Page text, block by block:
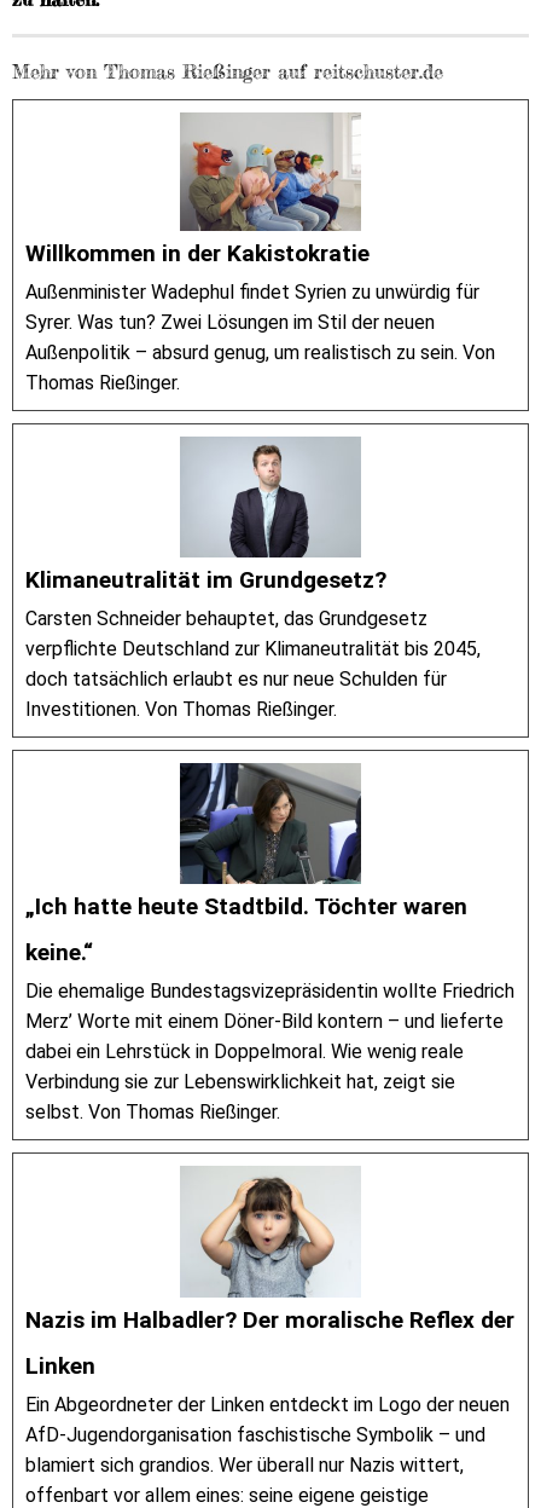
Mehr von Thomas Rießinger auf reitschuster.de
Willkommen in der Kakistokratie
Außenminister Wadephul findet Syrien zu unwürdig für
Syrer. Was tun? Zwei Lösungen im Stil der neuen
Außenpolitik – absurd genug, um realistisch zu sein. Von
Thomas Rießinger.
Klimaneutralität im Grundgesetz?
Carsten Schneider behauptet, das Grundgesetz
verpflichte Deutschland zur Klimaneutralität bis 2045,
doch tatsächlich erlaubt es nur neue Schulden für
Investitionen. Von Thomas Rießinger.
„Ich hatte heute Stadtbild. Töchter waren
keine.“
Die ehemalige Bundestagsvizepräsidentin wollte Friedrich
Merz’ Worte mit einem Döner-Bild kontern – und lieferte
dabei ein Lehrstück in Doppelmoral. Wie wenig reale
Verbindung sie zur Lebenswirklichkeit hat, zeigt sie
selbst. Von Thomas Rießinger.
Nazis im Halbadler? Der moralische Reflex der
Linken
Ein Abgeordneter der Linken entdeckt im Logo der neuen
AfD-Jugendorganisation faschistische Symbolik – und
blamiert sich grandios. Wer überall nur Nazis wittert,
offenbart vor allem eines: seine eigene geistige